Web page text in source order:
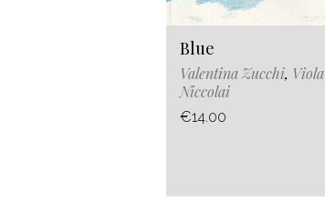
Blue
Valentina Zucchi, Viola
Niccolai
€14.00